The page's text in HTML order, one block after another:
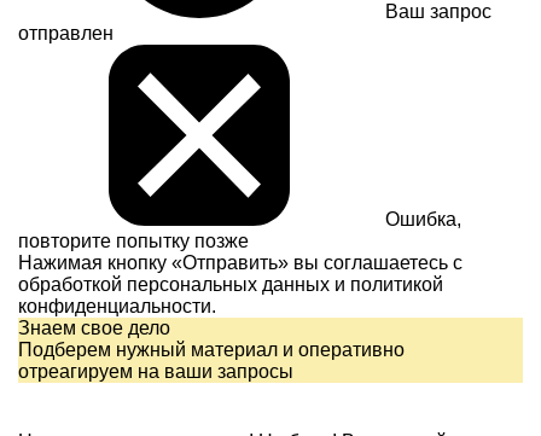
Ваш запрос
отправлен
Ошибка,
повторите попытку позже
Нажимая кнопку «Отправить» вы соглашаетесь с
обработкой персональных данных и политикой
конфиденциальности.
Знаем свое дело
Подберем нужный материал и оперативно
отреагируем на ваши запросы